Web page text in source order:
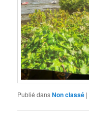
Publié dansNon classé |